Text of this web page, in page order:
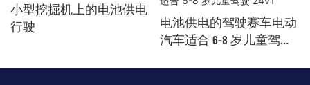
小型挖掘机上的电池供电
行驶
电池供电的驾驶赛车电动
汽车适合 6-8 岁儿童驾驶